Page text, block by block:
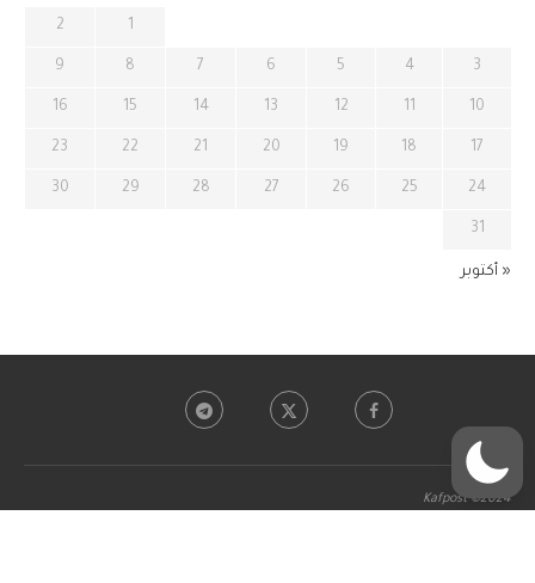
1
2
3
4
5
6
7
8
9
10
11
12
13
14
15
16
17
18
19
20
21
22
23
24
25
26
27
28
29
30
31
« أكتوبر
Kafpost ©2024